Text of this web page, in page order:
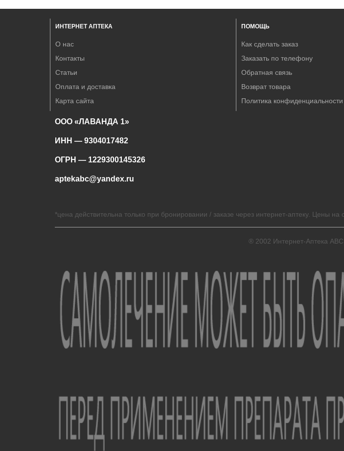
ИНТЕРНЕТ АПТЕКА
О нас
Контакты
Статьи
Оплата и доставка
Карта сайта
ПОМОЩЬ
Как сделать заказ
Заказать по телефону
Обратная связь
Возврат товара
Политика конфиденциальности
ООО «ЛАВАНДА 1»
ИНН — 9304017482
ОГРН — 1229300145326
aptekabc@yandex.ru
*цена действительна только при бронировании / заказе через интернет-аптеку. Цены
® 2002 Интернет-Аптека ABC